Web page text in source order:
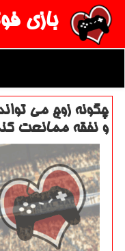
بازی
چگونه زوج می
و نفقه ممانعت